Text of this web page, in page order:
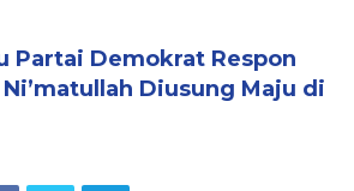
Partai Demokrat Respon
Diusung Maju di